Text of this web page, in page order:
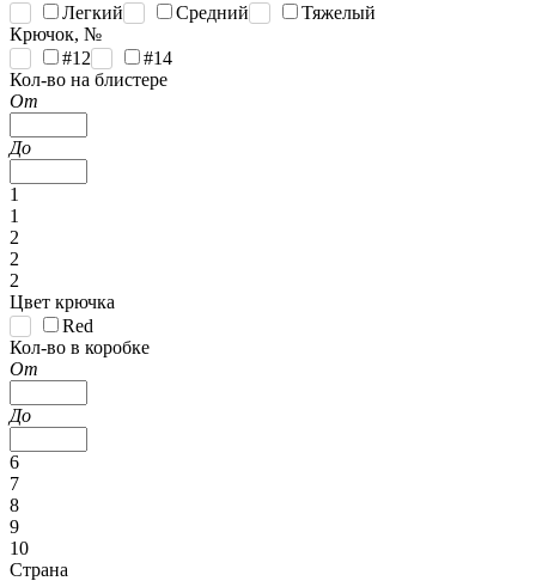
Легкий
Средний
Тяжелый
Крючок, №
#12
#14
Кол-во на блистере
От
До
1
1
2
2
2
Цвет крючка
Red
Кол-во в коробке
От
До
6
7
8
9
10
Страна